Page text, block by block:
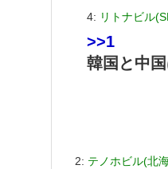
4: リトナビル
>>1
韓国と中
2: テノホビル(北